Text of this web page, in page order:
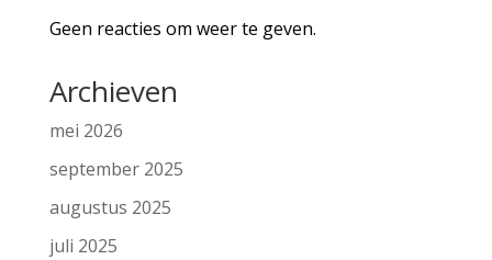
Geen reacties om weer te geven.
Archieven
mei 2026
september 2025
augustus 2025
juli 2025